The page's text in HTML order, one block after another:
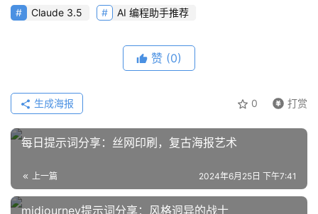
Claude 3.5 AI 编程助手推荐
赞 (0)
0 打赏
生成海报
每日提示词分享：丝网印刷，复古海报艺术
上一篇 2024年6月25日 下午7:41
midjourney提示词分享：风格迥异的战士